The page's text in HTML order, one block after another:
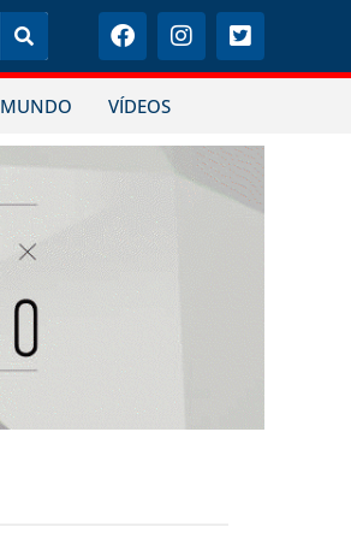
MUNDO VÍDEOS